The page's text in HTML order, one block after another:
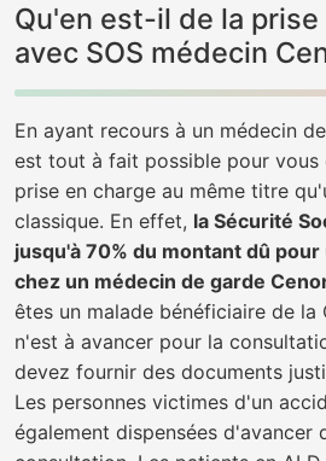
Qu'en est-il de la prise
avec SOS médecin
En ayant recours à un médecin
est tout à fait possible pour vous
prise en charge au même titre
classique. En effet, la Sécurité
jusqu'à 70% du montant dû
chez un médecin de garde
êtes un malade bénéficiaire de la
n'est à avancer pour la
devez fournir des documents
Les personnes victimes d'un
également dispensées d'avancer